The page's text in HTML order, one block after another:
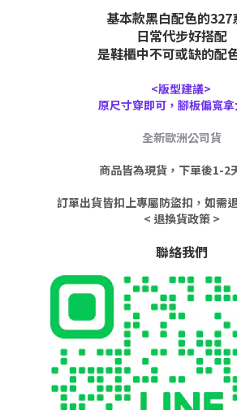
基本款黑白配色的327
日常代步好搭配
是鞋櫃中不可或缺的配
<版型建議>
原尺寸穿即可，腳板偏寬
全新歐洲公司貨
商品皆為現貨，下單後1-2
訂單出貨皆扣上專屬防盜扣，如需
< 退換貨政策 >
聯絡我們